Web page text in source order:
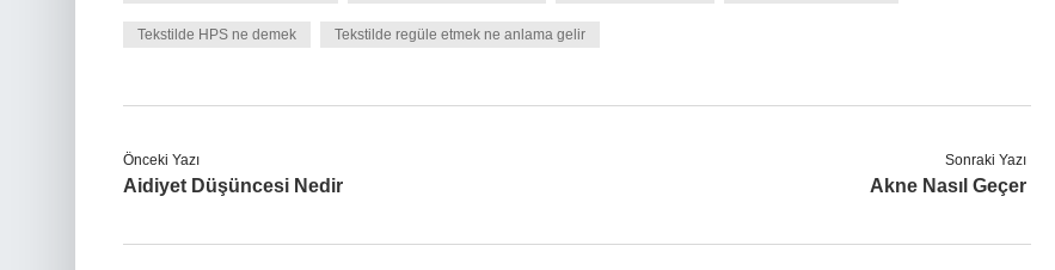
Tekstilde HPS ne demek Tekstilde regüle etmek ne anlama gelir
Önceki Yazı
Aidiyet Düşüncesi Nedir
Sonraki Yazı
Akne Nasıl Geçer